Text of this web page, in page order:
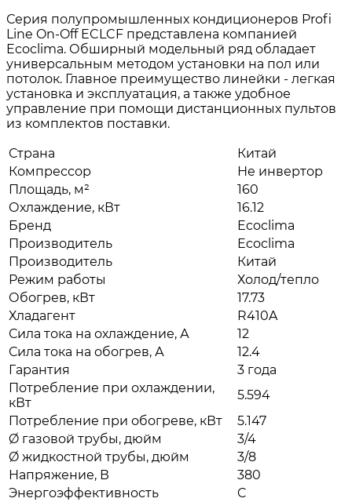
Серия полупромышленных кондиционеров Profi
Line On-Off ECLCF представлена компанией
Ecoclima. Обширный модельный ряд обладает
универсальным методом установки на пол или
потолок. Главное преимущество линейки - легкая
установка и эксплуатация, а также удобное
управление при помощи дистанционных пультов
из комплектов поставки.
Страна
Китай
Компрессор
Не инвертор
Площадь, м²
160
Охлаждение, кВт
16.12
Бренд
Ecoclima
Производитель
Ecoclima
Производитель
Китай
Режим работы
Холод/тепло
Обогрев, кВт
17.73
Хладагент
R410A
Сила тока на охлаждение, А
12
Сила тока на обогрев, А
12.4
Гарантия
3 года
Потребление при охлаждении,
кВт
5.594
Потребление при обогреве, кВт
5.147
Ø газовой трубы, дюйм
3/4
Ø жидкостной трубы, дюйм
3/8
Напряжение, В
380
Энергоэффективность
C